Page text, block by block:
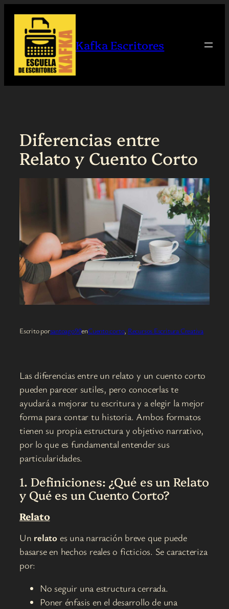
contenido
Kafka Escritores
Diferencias entre
Relato y Cuento Corto
Escrito porsantoago90enCuento corto, Recursos Escritura Creativa
Las diferencias entre un relato y un cuento corto
pueden parecer sutiles, pero conocerlas te
ayudará a mejorar tu escritura y a elegir la mejor
forma para contar tu historia. Ambos formatos
tienen su propia estructura y objetivo narrativo,
por lo que es fundamental entender sus
particularidades.
1. Definiciones: ¿Qué es un Relato
y Qué es un Cuento Corto?
Relato
Un relato es una narración breve que puede
basarse en hechos reales o ficticios. Se caracteriza
por:
No seguir una estructura cerrada.
Poner énfasis en el desarrollo de una